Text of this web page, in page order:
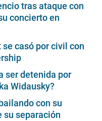
tras ataque con
concierto en
casó por civil con
ser detenida por
Widausky?
con su
su separación